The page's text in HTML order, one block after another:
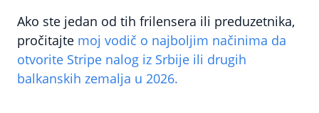
Ako ste jedan od tih frilensera ili preduzetnika,
pročitajte moj vodič o najboljim načinima da
otvorite Stripe nalog iz Srbije ili drugih
balkanskih zemalja u 2026.